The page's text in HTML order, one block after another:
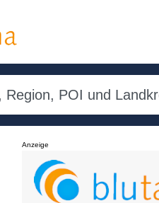
Anzeige